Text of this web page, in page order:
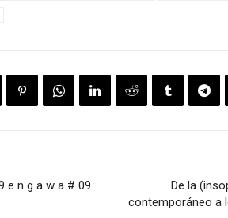
e n g a w a # 09
De la
contemporáneo a